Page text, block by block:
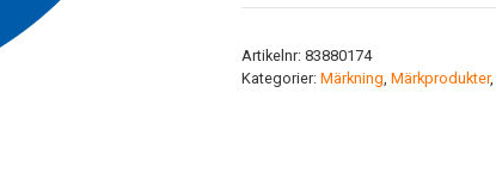
100
Använd
Artikelnr: 83880174
Kategorier: Märkning, Märkprodukter,